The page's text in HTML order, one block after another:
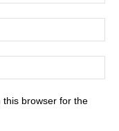
this browser for the